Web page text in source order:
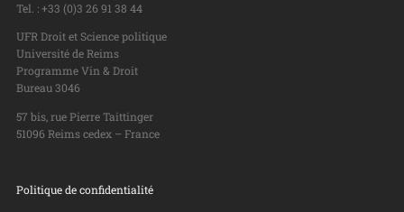
Tel. : +33 (0)3 26 91 38 44
UFR Droit et Science politique
Université de Reims
Programme Vin & Droit
Bureau 3046
57 bis, rue Pierre Taittinger
51096 Reims cedex – France
Politique de confidentialité